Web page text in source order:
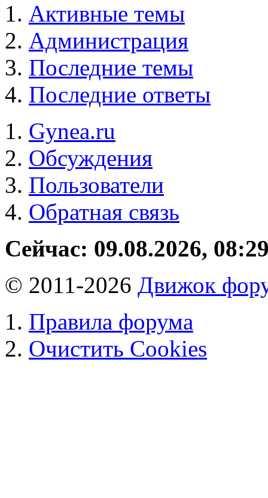
Активные темы
Администрация
Последние темы
Последние ответы
Gynea.ru
Обсуждения
Пользователи
Обратная связь
Сейчас: 09.08.2026,
© 2011-2026 Движок
Правила форума
Очистить Cookies